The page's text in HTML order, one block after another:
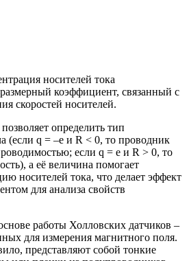
носителей тока
коэффициент, связанный с
скоростей носителей.
определить тип
(если q = –e и R < 0, то проводник
если q = e и R > 0, то
а её величина помогает
носителей тока, что делает эффект
для анализа свойств
работы Холловских датчиков –
для измерения магнитного поля.
представляют собой тонкие